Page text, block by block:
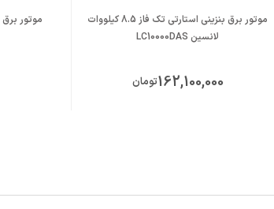
موتور برق بنزینی استارتی تک فاز 8.5 کیلووات
لانسین LC10000DAS
162,100,000تومان